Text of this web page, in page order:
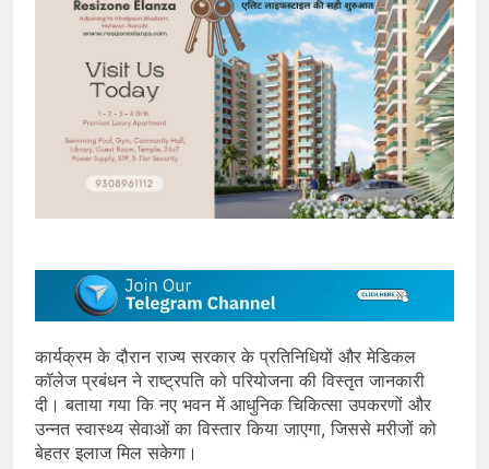
कार्यक्रम के दौरान राज्य सरकार के प्रतिनिधियों और मेडिकल
कॉलेज प्रबंधन ने राष्ट्रपति को परियोजना की विस्तृत जानकारी
दी। बताया गया कि नए भवन में आधुनिक चिकित्सा उपकरणों और
उन्नत स्वास्थ्य सेवाओं का विस्तार किया जाएगा, जिससे मरीजों को
बेहतर इलाज मिल सकेगा।